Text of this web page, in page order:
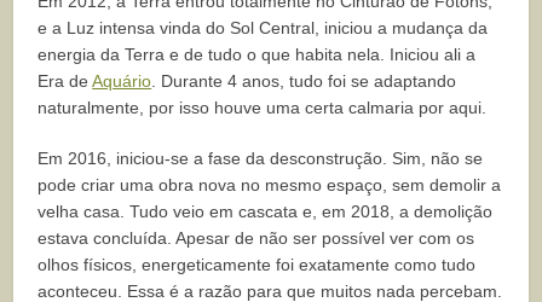
e a Luz intensa vinda do Sol Central, iniciou a mudança da
energia da Terra e de tudo o que habita nela. Iniciou ali a
Era deAquário . Durante 4 anos, tudo foi se adaptando
naturalmente, por isso houve uma certa calmaria por aqui.
Em 2016, iniciou-se a fase da desconstrução. Sim, não se
pode criar uma obra nova no mesmo espaço, sem demolir a
velha casa. Tudo veio em cascata e, em 2018, a demolição
estava concluída. Apesar de não ser possível ver com os
olhos físicos, energeticamente foi exatamente como tudo
aconteceu. Essa é a razão para que muitos nada percebam.